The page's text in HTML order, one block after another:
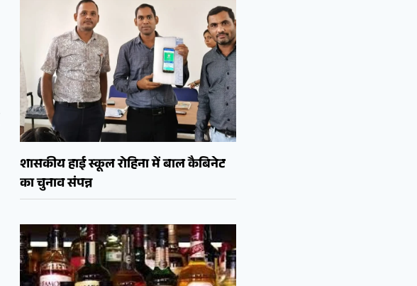
शासकीय हाई स्कूल रोहिना में बाल कैबिनेट
का चुनाव संपन्न